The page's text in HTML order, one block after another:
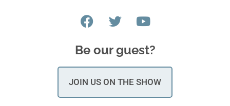
Be our guest?
JOIN US ON THE SHOW